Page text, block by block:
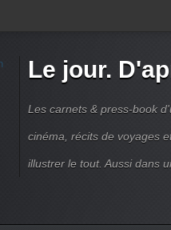
Le jour.
Les carnets & press-book
cinéma, récits de voyages
illustrer le tout. Aussi dans